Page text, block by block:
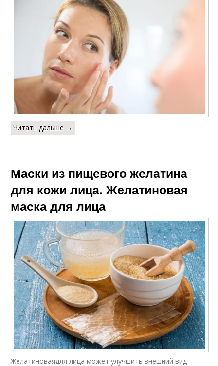
Читать дальше →
Маски из пищевого желатина
для кожи лица. Желатиновая
маска для лица
Желатиноваядля лица может улучшить внешний вид